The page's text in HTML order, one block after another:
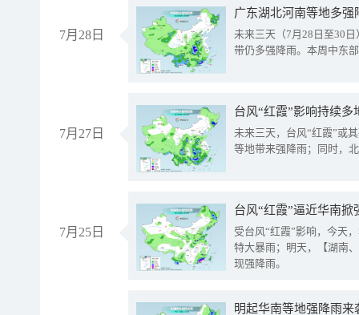
7月28日
广东湖北河南等地多
未来三天（7月28日至30
带仍多强降雨。本周中东
7月27日
台风“红霞”影响持续
未来三天，台风“红霞”或
等地带来强降雨；同时，
7月25日
台风“红霞”逼近华南
受台风“红霞”影响，今天
特大暴雨；明天，【湖南
现强降雨。
明起华南等地强降雨